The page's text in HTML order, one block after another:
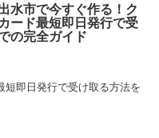
水市で今すぐ作る！ク
ード最短即日発行で受
の完全ガイド
短即日発行で受け取る方法を